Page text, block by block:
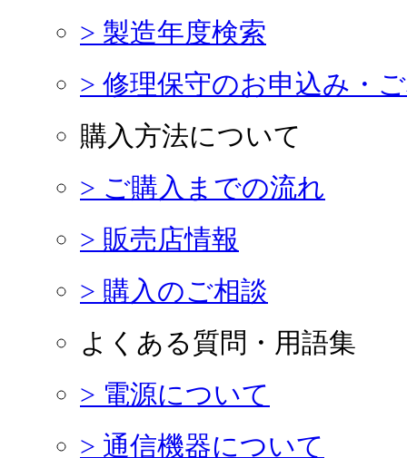
> 製造年度検索
> 修理保守のお申込み・
購入方法について
> ご購入までの流れ
> 販売店情報
> 購入のご相談
よくある質問・用語集
> 電源について
> 通信機器について